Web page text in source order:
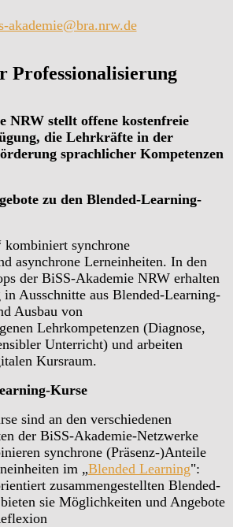
akademie@bra.nrw.de
Professionalisierung
NRW stellt offene kostenfreie
die Lehrkräfte in der
sprachlicher Kompetenzen
zu den Blended-Learning-
kombiniert synchrone
asynchrone Lerneinheiten. In den
der BiSS-Akademie NRW erhalten
Ausschnitte aus Blended-Learning-
Ausbau von
Lehrkompetenzen (Diagnose,
Unterricht) und arbeiten
Kursraum.
Kurse
sind an den verschiedenen
der BiSS-Akademie-Netzwerke
synchrone (Präsenz-)Anteile
im „Blended Learning":
zusammengestellten Blended-
sie Möglichkeiten und Angebote